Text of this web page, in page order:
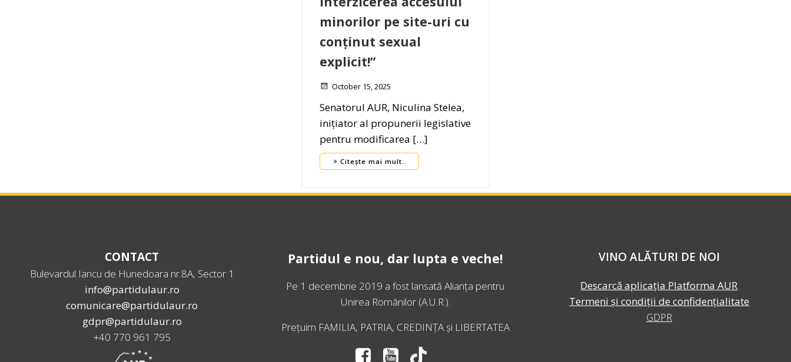
minorilor pe site-uri cu
conținut sexual
explicit!”
October 15, 2025
Senatorul AUR, Niculina Stelea,
inițiator al propunerii legislative
pentru modificarea […]
Citește mai mult..
CONTACT
Bulevardul Iancu de Hunedoara nr.8A, Sector 1
info@partidulaur.ro
comunicare@partidulaur.ro
gdpr@partidulaur.ro
+40 770 961 795
Partidul e nou, dar lupta e veche!
Pe 1 decembrie 2019 a fost lansatăAlianța pentru
Unirea Românilor(A.U.R.).
Prețuim FAMILIA, PATRIA, CREDINȚA și LIBERTATEA
VINO ALĂTURI DE NOI
Descarcă aplicația Platforma AUR
Termeni și condiții de confidențialitate
GDPR